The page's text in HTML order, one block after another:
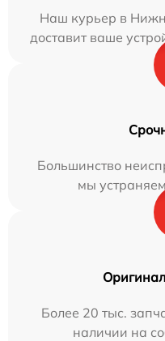
Наш курьер в
доставит ваше
Большинство
мы
Более 20 тыс.
наличии на